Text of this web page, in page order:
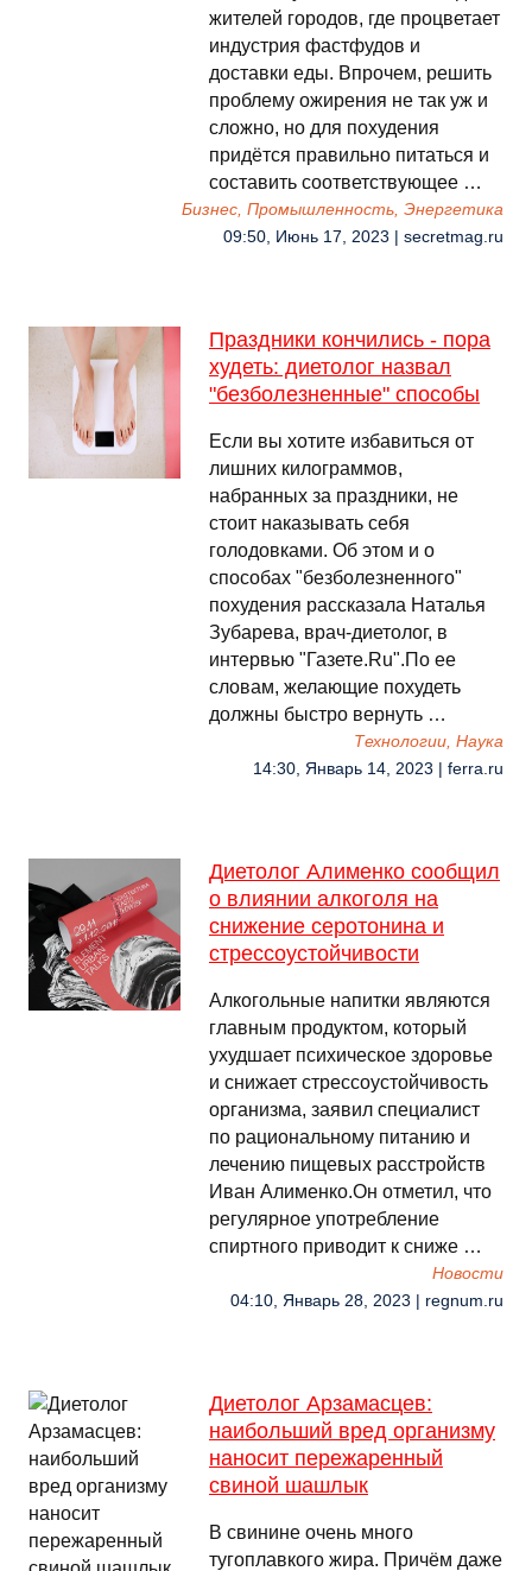
жителей городов, где процветает
индустрия фастфудов и
доставки еды. Впрочем, решить
проблему ожирения не так уж и
сложно, но для похудения
придётся правильно питаться и
составить соответствующее …
Бизнес, Промышленность, Энергетика
09:50, Июнь 17, 2023 | secretmag.ru
Праздники кончились - пора
худеть: диетолог назвал
"безболезненные" способы
Если вы хотите избавиться от
лишних килограммов,
набранных за праздники, не
стоит наказывать себя
голодовками. Об этом и о
способах "безболезненного"
похудения рассказала Наталья
Зубарева, врач-диетолог, в
интервью "Газете.Ru".По ее
словам, желающие похудеть
должны быстро вернуть …
Технологии, Наука
14:30, Январь 14, 2023 | ferra.ru
Диетолог Алименко сообщил
о влиянии алкоголя на
снижение серотонина и
стрессоустойчивости
Алкогольные напитки являются
главным продуктом, который
ухудшает психическое здоровье
и снижает стрессоустойчивость
организма, заявил специалист
по рациональному питанию и
лечению пищевых расстройств
Иван Алименко.Он отметил, что
регулярное употребление
спиртного приводит к сниже …
Новости
04:10, Январь 28, 2023 | regnum.ru
Диетолог Арзамасцев:
наибольший вред организму
наносит пережаренный
свиной шашлык
В свинине очень много
тугоплавкого жира. Причём даже